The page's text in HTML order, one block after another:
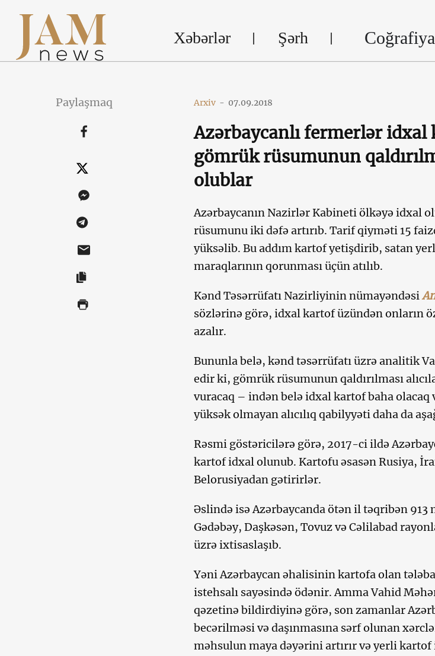
Xəbərlər Şərh Coğrafiya
Paylaşmaq Arxiv - 07.09.2018
Azərbaycanlı fermerlər
gömrük rüsumunun
olublar
Azərbaycanın Nazirlər Kabineti ölkəyə idxal
rüsumunu iki dəfə artırıb. Tarif qiyməti 15
yüksəlib. Bu addım kartof yetişdirib, satan
maraqlarının qorunması üçün atılıb.
Kənd Təsərrüfatı Nazirliyinin nümayəndəsi
sözlərinə görə, idxal kartof üzündən onların
azalır.
Bununla belə, kənd təsərrüfatı üzrə analitik
edir ki, gömrük rüsumunun qaldırılması
vuracaq – indən belə idxal kartof baha olacaq
yüksək olmayan alıcılıq qabilyyəti daha da
Rəsmi göstəricilərə görə, 2017-ci ildə
kartof idxal olunub. Kartofu əsasən Rusiya,
Belorusiyadan gətirirlər.
Əslində isə Azərbaycanda ötən il təqribən 913
Gədəbəy, Daşkəsən, Tovuz və Cəlilabad
üzrə ixtisaslaşıb.
Yəni Azərbaycan əhalisinin kartofa olan
istehsalı sayəsində ödənir. Amma Vahid
qəzetinə bildirdiyinə görə, son zamanlar
becərilməsi və daşınmasına sərf olunan
məhsulun maya dəyərini artırır və yerli